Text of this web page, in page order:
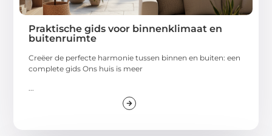
Praktische gids voor binnenklimaat en
buitenruimte
Creëer de perfecte harmonie tussen binnen en buiten: een
complete gids Ons huis is meer
...